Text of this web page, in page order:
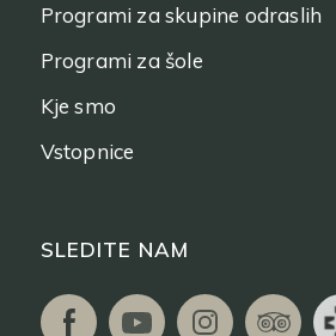
Programi za skupine odraslih
Programi za šole
Kje smo
Vstopnice
SLEDITE NAM